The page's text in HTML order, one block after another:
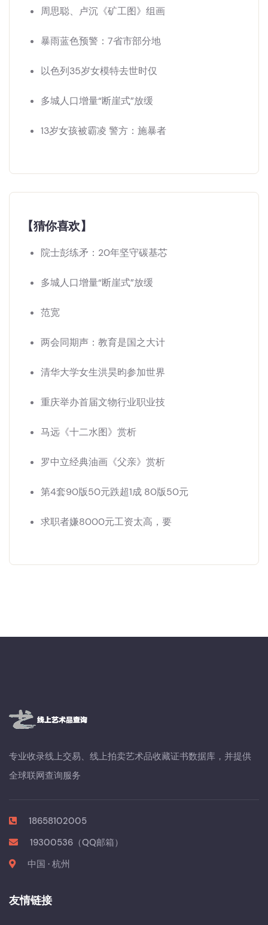
周思聪、卢沉《矿工图》组画
暴雨蓝色预警：7省市部分地
以色列35岁女模特去世时仅
多城人口增量“断崖式”放缓
13岁女孩被霸凌 警方：施暴者
【猜你喜欢】
院士彭练矛：20年坚守碳基芯
多城人口增量“断崖式”放缓
范宽
两会同期声：教育是国之大计
清华大学女生洪昊昀参加世界
重庆举办首届文物行业职业技
马远《十二水图》赏析
罗中立经典油画《父亲》赏析
第4套90版50元跌超1成 80版50元
求职者嫌8000元工资太高，要
专业收录线上交易、线上拍卖艺术品收藏证书数据库，并提供
全球联网查询服务
18658102005
19300536（QQ邮箱）
中国 · 杭州
友情链接